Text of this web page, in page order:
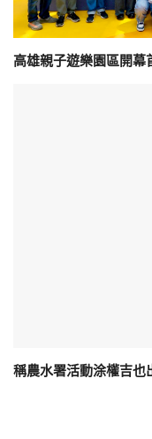
高雄親子遊樂園區開幕
稱農水署活動涂權吉也